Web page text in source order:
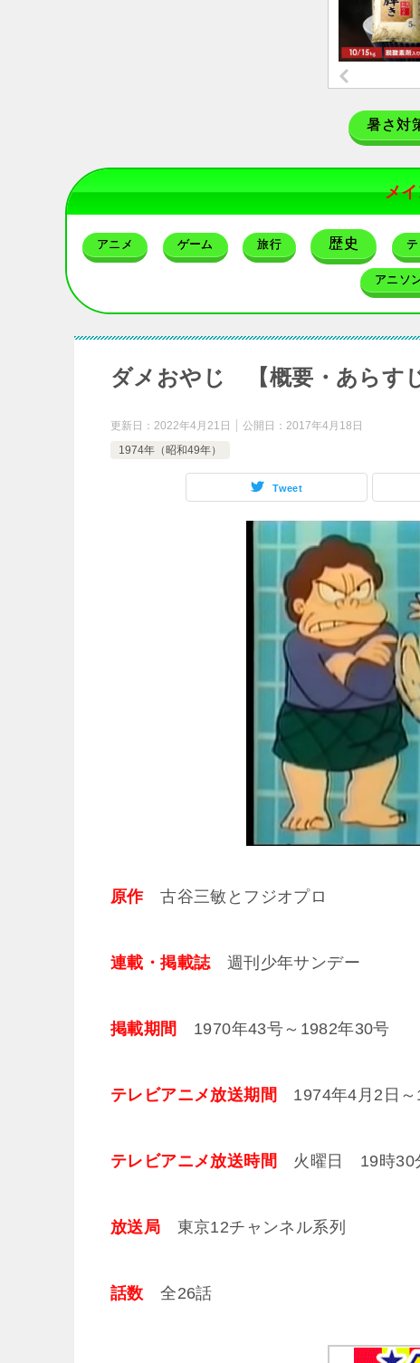
暑さ対
メ
アニメ ゲーム 旅行 歴史
アニソ
ダメおやじ 【概要・あらす
更新日： 2022年4月21日 公開日： 2017年4月18日
1974年（昭和49年）
Tweet
原作古谷三敏とフジオプロ
連載・掲載誌週刊少年サンデー
掲載期間 1970年43号～1982年30号
テレビアニメ放送期間 1974年4月2日～
テレビアニメ放送時間 火曜日 19時30
放送局 東京12チャンネル系列
話数 全26話